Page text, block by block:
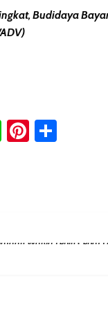
Budidaya
LinePinterest